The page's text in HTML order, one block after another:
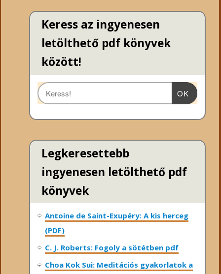
Keress az ingyenesen
letölthető pdf könyvek
között!
OK
Legkeresettebb
ingyenesen letölthető pdf
könyvek
Antoine de Saint-Exupéry: A kis herceg
(PDF)
C. J. Roberts: Fogoly a sötétben pdf
Choa Kok Sui: Meditációs gyakorlatok a